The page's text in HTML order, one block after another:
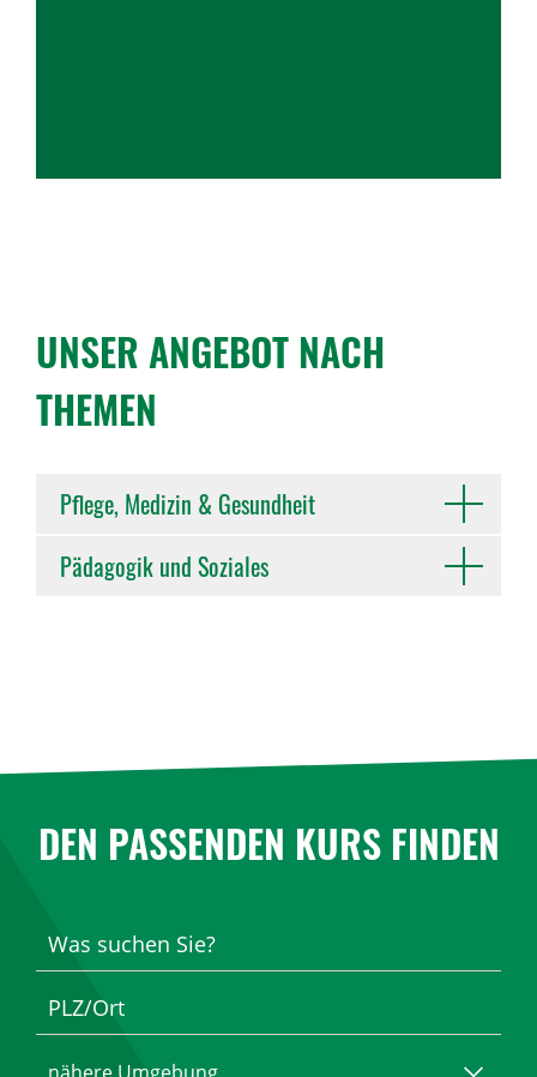
UNSER ANGEBOT NACH
THEMEN
Pflege, Medizin & Gesundheit
Pädagogik und Soziales
DEN PASSENDEN KURS FINDEN